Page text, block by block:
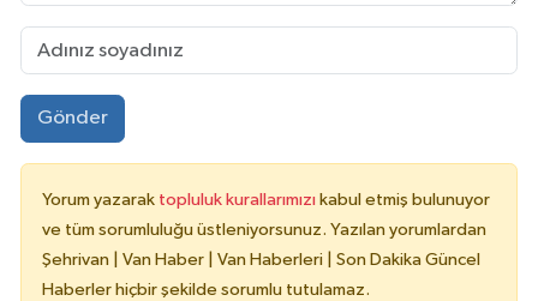
Gönder
Yorum yazarak topluluk kurallarımızı kabul etmiş bulunuyor
ve tüm sorumluluğu üstleniyorsunuz. Yazılan yorumlardan
Şehrivan | Van Haber | Van Haberleri | Son Dakika Güncel
Haberler hiçbir şekilde sorumlu tutulamaz.